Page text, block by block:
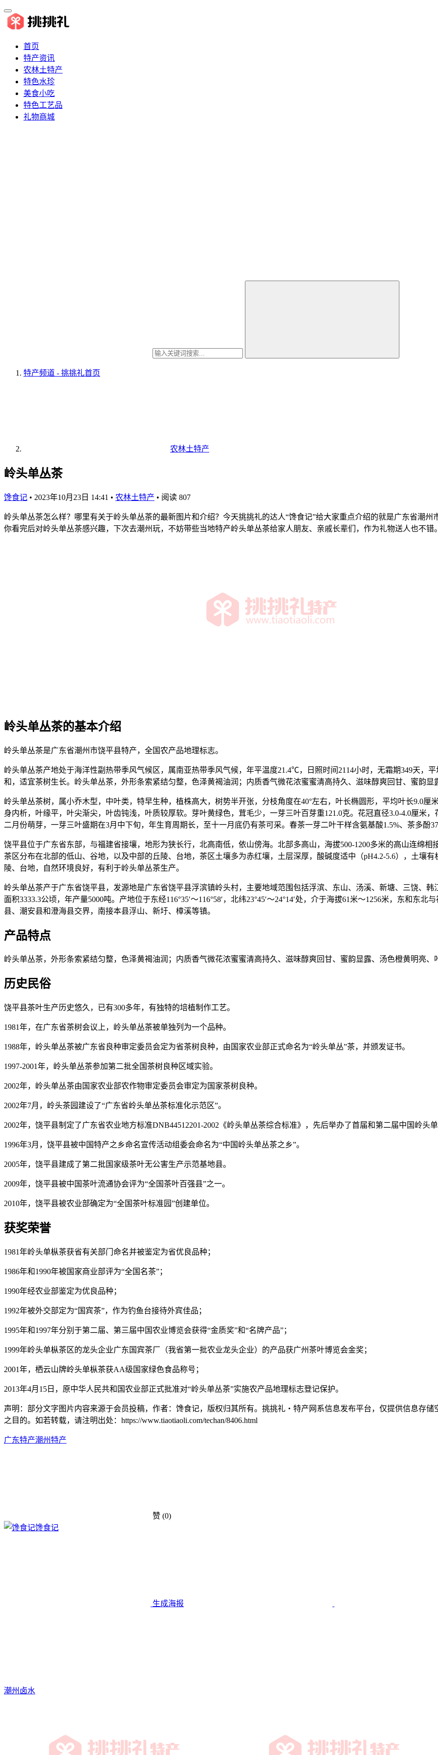
首页
特产资讯
农林土特产
特色水珍
美食小吃
特色工艺品
礼物商城
特产频道 - 挑挑礼首页
农林土特产
岭头单丛茶
馋食记 • 2023年10月23日 14:41 • 农林土特产 • 阅读 807
岭头单丛茶怎么样？哪里有关于岭头单丛茶的最新图片和介绍？今天挑挑礼的达人“馋食记”给大家重点介绍的就是广东省潮州
你看完后对岭头单丛茶感兴趣，下次去潮州玩，不妨带些当地特产岭头单丛茶给家人朋友、亲戚长辈们，作为礼物送人也不错
岭头单丛茶的基本介绍
岭头单丛茶是广东省潮州市饶平县特产，全国农产品地理标志。
岭头单丛茶产地处于海洋性副热带季风气候区，属南亚热带季风气候，年平温度21.4℃，日照时间2114小时，无霜期349天，
和，适宜茶树生长。岭头单丛茶，外形条索紧结匀整，色泽黄褐油润；内质香气微花浓蜜蜜清高持久、滋味醇爽回甘、蜜韵显
岭头单丛茶树，属小乔木型，中叶类，特早生种，植株高大，树势半开张，分枝角度在40°左右，叶长椭圆形，平均叶长9.0厘
身内析，叶缘平，叶尖渐尖，叶齿钝浅，叶质较厚软。芽叶黄绿色，茸毛少，一芽三叶百芽重121.0克。花冠直径3.0-4.0厘米
二月份萌芽，一芽三叶盛期在3月中下旬，年生育周期长，至十一月底仍有茶可采。春茶一芽二叶干样含氨基酸1.5%、茶多酚
饶平县位于广东省东部，与福建省接壤，地形为狭长行，北高南低，依山傍海。北部多高山，海拔500-1200多米的高山连绵
茶区分布在北部的低山、谷地，以及中部的丘陵、台地，茶区土壤多为赤红壤，土层深厚，酸碱度适中（pH4.2-5.6），土壤
陵、台地，自然环境良好，有利于岭头单丛茶生产。
岭头单丛茶产于广东省饶平县，发源地是广东省饶平县浮滨镇岭头村，主要地域范围包括浮滨、东山、汤溪、新塘、三饶、
面积3333.3公顷，年产量5000吨。产地位于东经116°35′～116°58′，北纬23°45′～24°14′处，介于海拔61米～1256米，东和东
县、潮安县和澄海县交界，南接本县浮山、新圩、樟溪等镇。
产品特点
岭头单丛茶，外形条索紧结匀整，色泽黄褐油润；内质香气微花浓蜜蜜清高持久、滋味醇爽回甘、蜜韵显露、汤色橙黄明亮、
历史民俗
饶平县茶叶生产历史悠久，已有300多年，有独特的培植制作工艺。
1981年，在广东省茶树会议上，岭头单丛茶被单独列为一个品种。
1988年，岭头单丛茶被广东省良种审定委员会定为省茶树良种，由国家农业部正式命名为“岭头单丛”茶，并颁发证书。
1997-2001年，岭头单丛茶参加第二批全国茶树良种区域实验。
2002年，岭头单丛茶由国家农业部农作物审定委员会审定为国家茶树良种。
2002年7月，岭头茶园建设了“广东省岭头单丛茶标准化示范区”。
2002年，饶平县制定了广东省农业地方标准DNB44512201-2002《岭头单丛茶综合标准》，先后举办了首届和第二届中国岭头单
1996年3月，饶平县被中国特产之乡命名宣传活动组委会命名为“中国岭头单丛茶之乡”。
2005年，饶平县建成了第二批国家级茶叶无公害生产示范基地县。
2009年，饶平县被中国茶叶流通协会评为“全国茶叶百强县”之一。
2010年，饶平县被农业部确定为“全国茶叶标准园”创建单位。
获奖荣誉
1981年岭头单枞茶获省有关部门命名并被鉴定为省优良品种；
1986年和1990年被国家商业部评为“全国名茶”；
1990年经农业部鉴定为优良品种；
1992年被外交部定为“国宾茶”，作为钓鱼台接待外宾佳品；
1995年和1997年分别于第二届、第三届中国农业博览会获得“金质奖”和“名牌产品”；
1999年岭头单枞茶区的龙头企业广东国宾茶厂（我省第一批农业龙头企业）的产品获广州茶叶博览会金奖；
2001年，栖云山牌岭头单枞茶获AA级国家绿色食品称号；
2013年4月15日，原中华人民共和国农业部正式批准对“岭头单丛茶”实施农产品地理标志登记保护。
声明：部分文字图片内容来源于会员投稿，作者：馋食记，版权归其所有。挑挑礼・特产网系信息发布平台，仅提供信息存
之目的。如若转载，请注明出处：https://www.tiaotiaoli.com/techan/8406.html
广东特产潮州特产
赞 (0)
馋食记
生成海报
潮州卤水